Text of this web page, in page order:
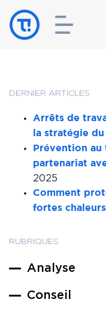
DERNIER ARTICLES
Arrêts de
la stratégie
Prévention
partenariat
2025
Comment
fortes
RUBRIQUES
Analyse
Conseil